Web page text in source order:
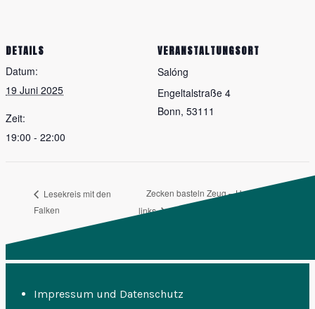
DETAILS
Datum:
19 Juni 2025
Zeit:
19:00 - 22:00
VERANSTALTUNGSORT
Salóng
Engeltalstraße 4
Bonn, 53111
Lesekreis mit den
Falken
Zecken basteln Zeug – Handarbeit von
links
Impressum und Datenschutz